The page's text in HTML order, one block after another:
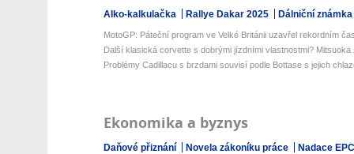
Alko-kalkulačka Rallye Dakar 2025 Dálniční
MotoGP: Páteční program ve Velké Británii uzavřel rekordním
Další klasická corvette s dobrými jízdními vlastnostmi? Mitsuoka
Problémy Cadillacu s brzdami souvisí podle Bottase s jejich
Ekonomika a byznys
Daňové přiznání Novela zákoníku práce Nadace